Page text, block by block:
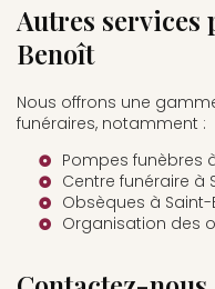
Autres services
Benoît
Nous offrons une
funéraires, notamment :
Pompes funèbres
Centre funéraire à
Obsèques à
Organisation des